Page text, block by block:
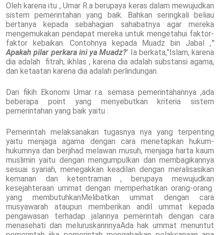
Oleh karena itu , Umar R.a berupaya keras dalam mewujudkan
sistem pemerintahan yang baik. Bahkan seringkali beliau
bertanya kepada sebahagian sahabatnya agar mereka
mengemukakan pendapat mereka untuk mengetahui faktor-
faktor kebaikan. Contohnya kepada Muadz bin Jabal ,”
Apakah pilar perkara ini ya Muadz?’ Ia berkata,”Islam, karena
dia adalah fitrah; ikhlas , karena dia adalah substansi agama,
dan ketaatan karena dia adalah perlindungan.
Dari fikih Ekonomi Umar r.a. semasa pemerintahannya ,ada
beberapa point yang menyebutkan kriteria sistem
pemerintahan yang baik yaitu :
Pemerintah melaksanakan tugasnya nya yang terpenting
yaitu menjaga agama dengan cara menetapkan hukum-
hukumnya dan berjihad melawan musuh, menjaga harta kaum
muslimin yaitu dengan mengumpulkan dan membagikannya
sesuai syariah, menegakkan keadilan dengan meralisasikan
kemanan dan ketentraman , berupaya mewujudkan
kesejahteraan ummat dengan memperhatikan orang-orang
yang membutuhkanMelibatkan ummat dengan cara
musyawarah ataupun memberikan andil ummat kepada
pengawasan terhadap jalannya pemerintah dengan cara
menasehati dan meluruskannnyaAda hak ummat menuntut